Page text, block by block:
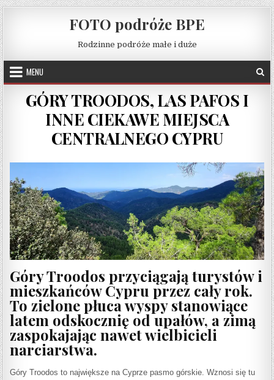
Skip to content
FOTO podróże BPE
Rodzinne podróże małe i duże
MENU
GÓRY TROODOS, LAS PAFOS I
INNE CIEKAWE MIEJSCA
CENTRALNEGO CYPRU
Góry Troodos przyciągają turystów i
mieszkańców Cypru przez cały rok.
To zielone płuca wyspy stanowiące
latem odskocznię od upałów, a zimą
zaspokajając nawet wielbicieli
narciarstwa.
Góry Troodosto największe na Cyprze pasmo górskie. Wznosi się tu